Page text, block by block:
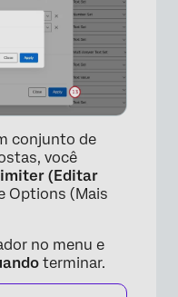
×
conjunto de
você
(Editar
Options (Mais
no menu e
terminar.